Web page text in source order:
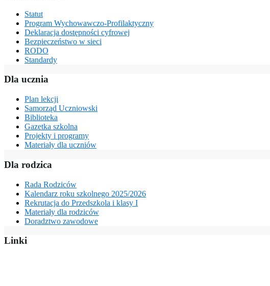
Statut
Program Wychowawczo-Profilaktyczny
Deklaracja dostępności cyfrowej
Bezpieczeństwo w sieci
RODO
Standardy
Dla ucznia
Plan lekcji
Samorząd Uczniowski
Biblioteka
Gazetka szkolna
Projekty i programy
Materiały dla uczniów
Dla rodzica
Rada Rodziców
Kalendarz roku szkolnego 2025/2026
Rekrutacja do Przedszkola i klasy I
Materiały dla rodziców
Doradztwo zawodowe
Linki